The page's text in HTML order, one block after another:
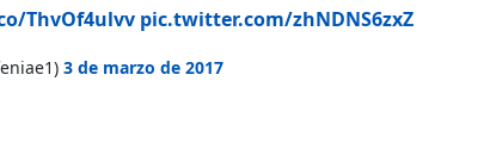
ThvOf4ulvv pic.twitter.com/zhNDNS6zxZ
3 de marzo de 2017